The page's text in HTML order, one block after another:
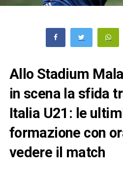
Allo Stadium
in scena la sfida
Italia U21: le
formazione con
vedere il match